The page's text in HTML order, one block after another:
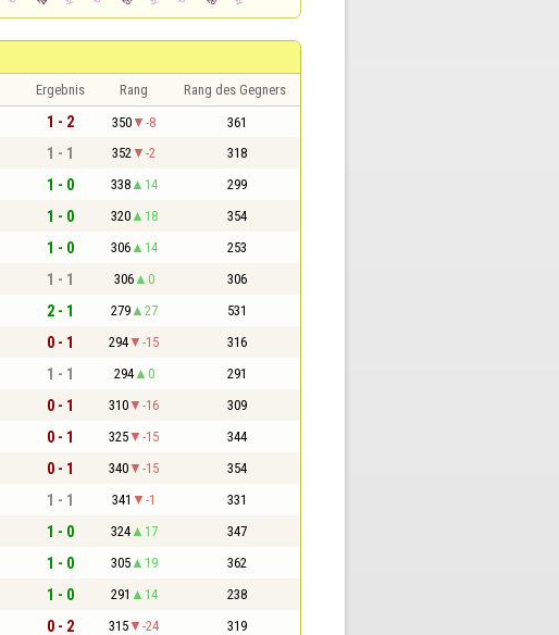
Ergebnis Rang Rang des Gegners
1 - 2 350 -8 361
1 - 1 352 -2 318
1 - 0 338 14 299
1 - 0 320 18 354
1 - 0 306 14 253
1 - 1 306 0 306
2 - 1 279 27 531
0 - 1 294 -15 316
1 - 1 294 0 291
0 - 1 310 -16 309
0 - 1 325 -15 344
0 - 1 340 -15 354
1 - 1 341 -1 331
1 - 0 324 17 347
1 - 0 305 19 362
1 - 0 291 14 238
0 - 2 315 -24 319